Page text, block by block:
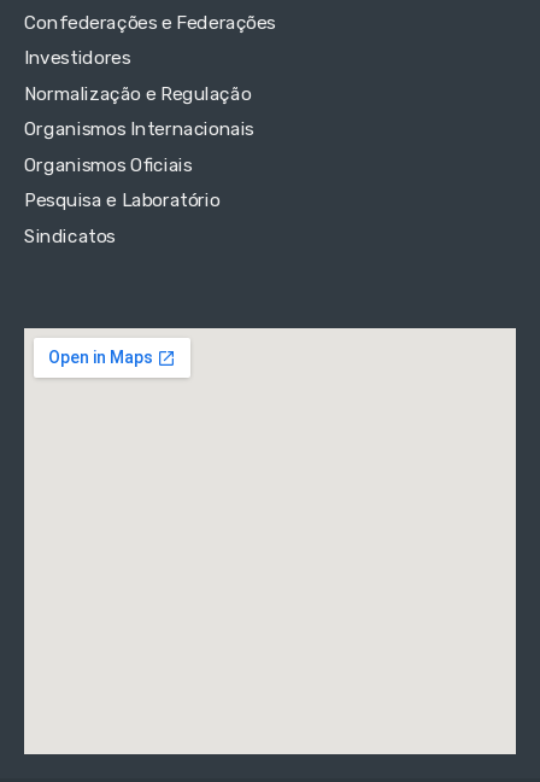
Confederações e Federações
Investidores
Normalização e Regulação
Organismos Internacionais
Organismos Oficiais
Pesquisa e Laboratório
Sindicatos